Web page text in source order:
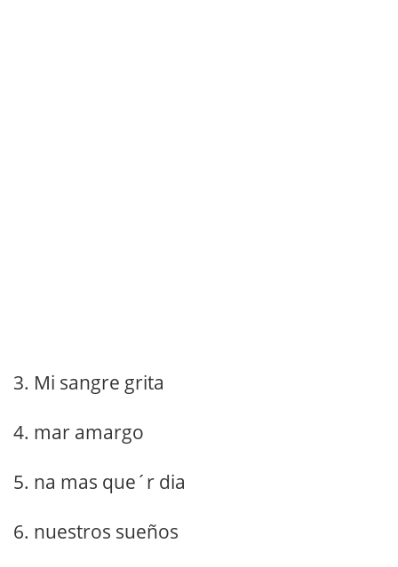
3. Mi sangre grita
4. mar amargo
5. na mas que´r dia
6. nuestros sueños